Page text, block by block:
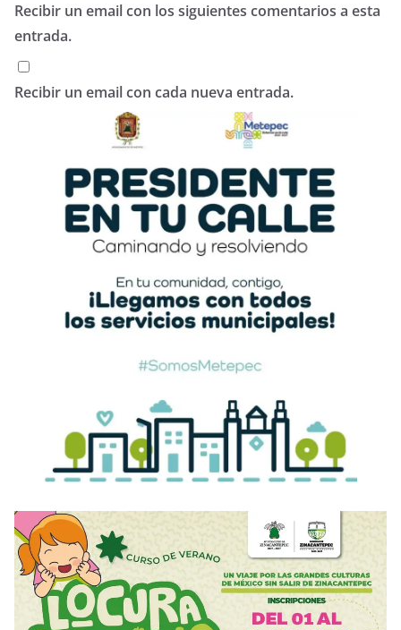
Recibir un email con los siguientes comentarios a esta
entrada.
Recibir un email con cada nueva entrada.